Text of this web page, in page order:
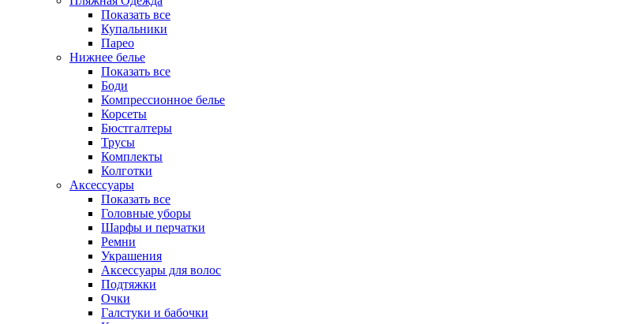
Показать все
Купальники
Парео
Нижнее белье
Показать все
Боди
Компрессионное белье
Корсеты
Бюстгалтеры
Трусы
Комплекты
Колготки
Аксессуары
Показать все
Головные уборы
Шарфы и перчатки
Ремни
Украшения
Аксессуары для волос
Подтяжки
Очки
Галстуки и бабочки